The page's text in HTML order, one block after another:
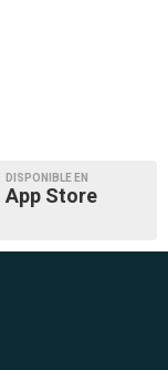
DISPONIBLE EN
App Store